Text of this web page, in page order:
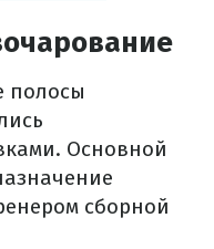
полосы
Основной
сборной